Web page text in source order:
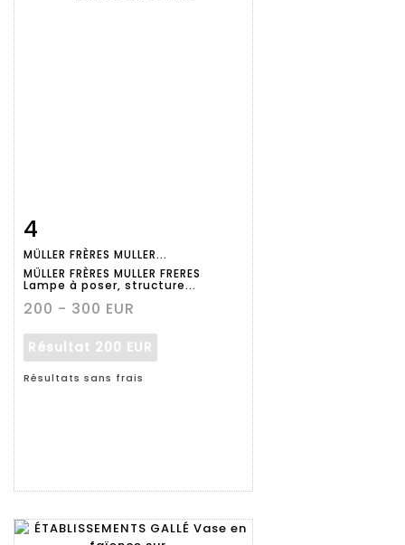
détaillée
4
MÜLLER FRÈRES MULLER...
MÜLLER FRÈRES MULLER FRERES
Lampe à poser, structure...
200 - 300 EUR
Résultat 200 EUR
Résultats sans frais